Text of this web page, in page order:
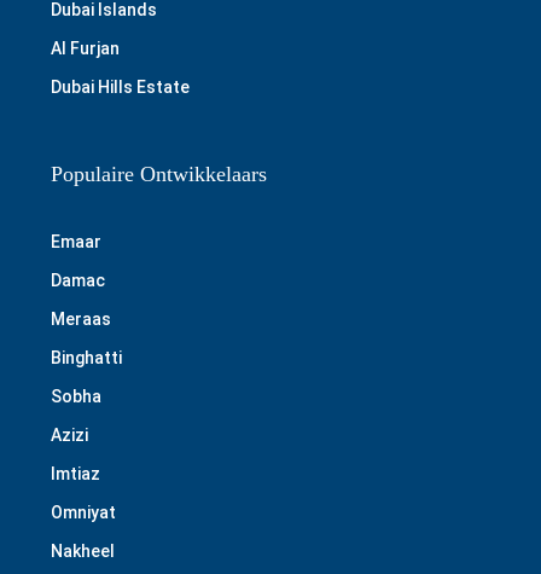
Dubai Islands
Al Furjan
Dubai Hills Estate
Populaire Ontwikkelaars
Emaar
Damac
Meraas
Binghatti
Sobha
Azizi
Imtiaz
Omniyat
Nakheel